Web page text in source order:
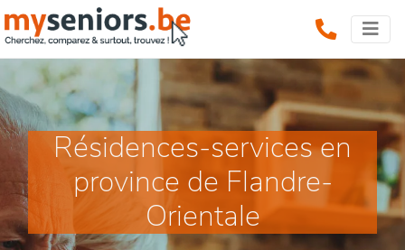
Résidences-services en
province de Flandre-
Orientale